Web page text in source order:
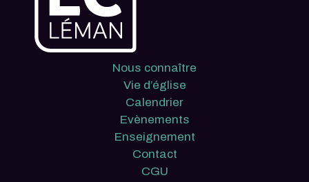
Nous connaître
Vie d’église
Calendrier
Evènements
Enseignement
Contact
CGU